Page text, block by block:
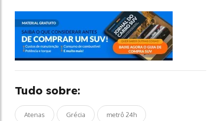
Tudo sobre:
Atenas Grécia metrô 24h